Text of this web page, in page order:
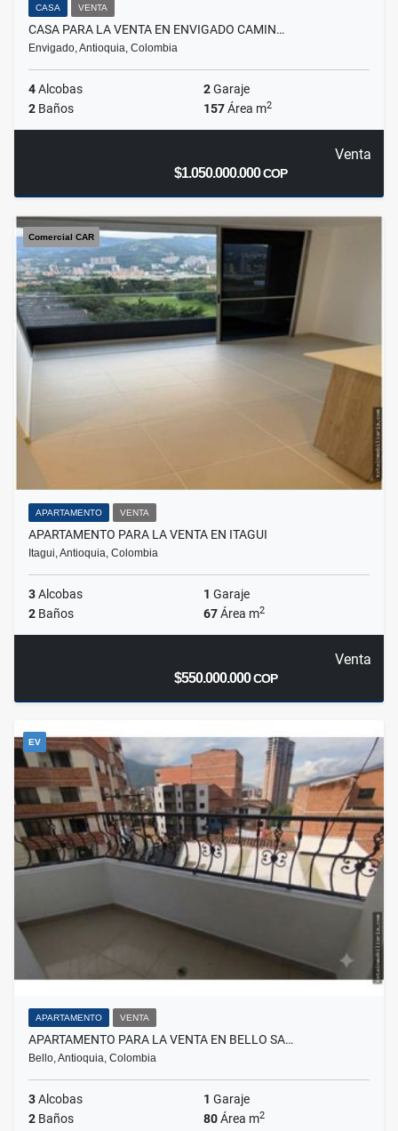
CASA VENTA
CASA PARA LA VENTA EN ENVIGADO CAMIN…
Envigado, Antioquia, Colombia
4Alcobas 2Garaje
2 Baños 157Área m2
Venta
$1.050.000.000COP
Comercial CAR
APARTAMENTO VENTA
APARTAMENTO PARA LA VENTA EN ITAGUI
Itagui, Antioquia, Colombia
3Alcobas 1 Garaje
2 Baños 67Área m2
Venta
$550.000.000COP
EV
APARTAMENTO VENTA
APARTAMENTO PARA LA VENTA EN BELLO SA…
Bello, Antioquia, Colombia
3Alcobas 1 Garaje
2 Baños 80Área m2